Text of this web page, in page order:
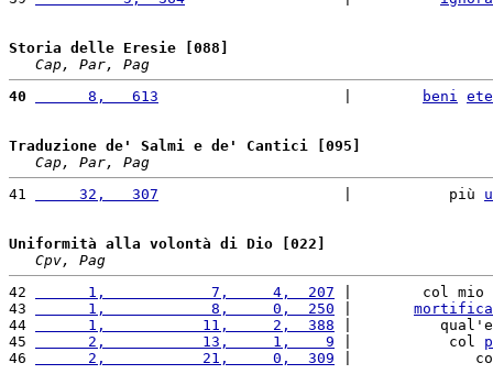
Storia delle Eresie [088]
Cap, Par, Pag
40
      8,   613
beni
Traduzione de' Salmi e de' Cantici [095]
Cap, Par, Pag
41
     32,   307
                     |           più
Uniformità alla volontà di Dio [022]
Cpv, Pag
42
      1,            7,     4,  207
|        col mio
43
      1,            8,     0,  250
44
      1,           11,     2,  388
|
45
      2,           13,     1,    9
|           col
46
      2,           21,     0,  309
|